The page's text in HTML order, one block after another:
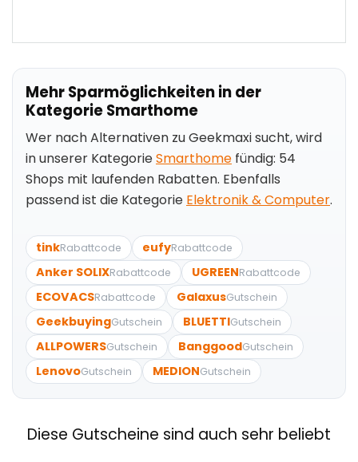
Mehr Sparmöglichkeiten in der
Kategorie Smarthome
Wer nach Alternativen zu Geekmaxi sucht, wird
in unserer KategorieSmarthome fündig: 54
Shops mit laufenden Rabatten. Ebenfalls
passend ist die Kategorie Elektronik & Computer.
tinkRabattcode eufyRabattcode
Anker SOLIXRabattcode UGREENRabattcode
ECOVACSRabattcode GalaxusGutschein
GeekbuyingGutschein BLUETTIGutschein
ALLPOWERSGutschein BanggoodGutschein
LenovoGutschein MEDIONGutschein
Diese Gutscheine sind auch sehr beliebt